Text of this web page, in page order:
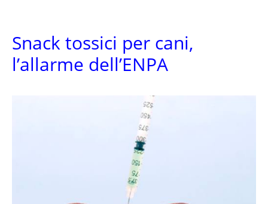
Snack tossici per cani,
l’allarme dell’ENPA